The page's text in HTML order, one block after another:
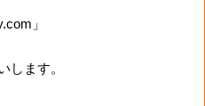
」
します。